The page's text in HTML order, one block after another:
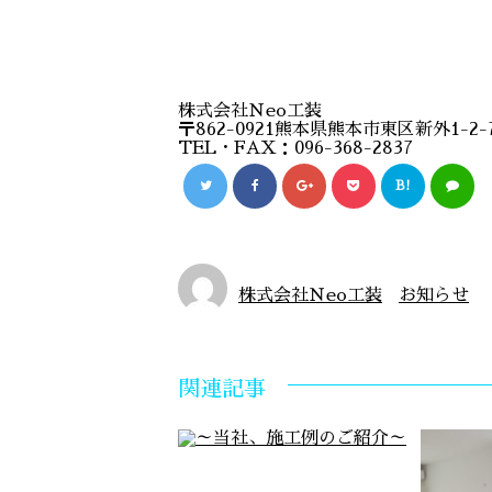
株式会社Ｎeo工装
〒862-0921熊本県熊本市東区新外1-2-
TEL・FAX：096-368-2837
B!
株式会社Ｎeo工装 お知らせ
関連記事